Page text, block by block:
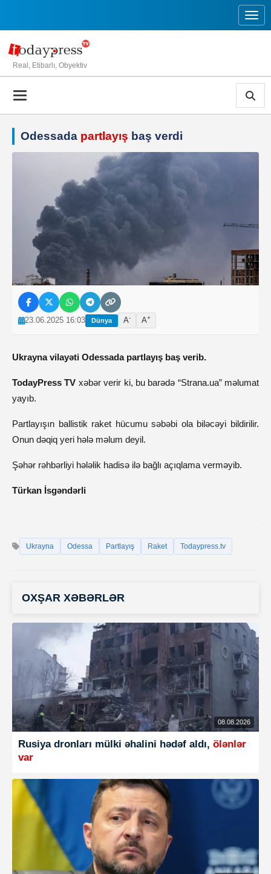
Real, Etibarlı, Obyektiv
Odessada partlayış baş verdi
23.06.2025 16:03 Dünya A- A+
Ukrayna vilayəti Odessada partlayış baş verib.
TodayPress TV xəbər verir ki, bu barədə “Strana.ua” məlumat
yayıb.
Partlayışın ballistik raket hücumu səbəbi ola biləcəyi bildirilir.
Onun dəqiq yeri hələ məlum deyil.
Şəhər rəhbərliyi hələlik hadisə ilə bağlı açıqlama verməyib.
Türkan İsgəndərli
Ukrayna Odessa Partlayış Raket Todaypress.tv
OXŞAR XƏBƏRLƏR
08.08.2026
Rusiya dronları mülki əhalini hədəf aldı, ölənlər
var